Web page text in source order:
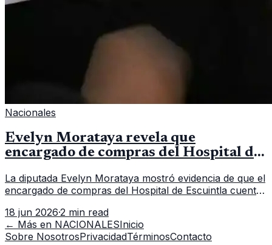
Nacionales
Evelyn Morataya revela que
encargado de compras del Hospital de
La diputada Evelyn Morataya mostró evidencia de que el
encargado de compras del Hospital de Escuintla cuenta
capacitación en la capital.
18 jun 2026·2 min read
← Más en NACIONALESInicio
Sobre NosotrosPrivacidadTérminosContacto